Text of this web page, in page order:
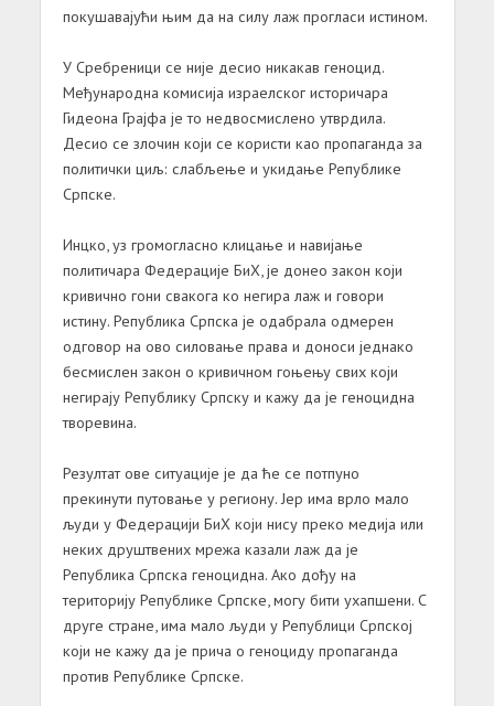
покушавајући њим да на силу лаж прогласи истином.
У Сребреници се није десио никакав геноцид.
Међународна комисија израелског историчара
Гидеона Грајфа је то недвосмислено утврдила.
Десио се злочин који се користи као пропаганда за
политички циљ: слабљење и укидање Републике
Српске.
Инцко, уз громогласно клицање и навијање
политичара Федерације БиХ, је донео закон који
кривично гони свакога ко негира лаж и говори
истину. Република Српска је одабрала одмерен
одговор на ово силовање права и доноси једнако
бесмислен закон о кривичном гоњењу свих који
негирају Републику Српску и кажу да је геноцидна
творевина.
Резултат ове ситуације је да ће се потпуно
прекинути путовање у региону. Јер има врло мало
људи у Федерацији БиХ који нису преко медија или
неких друштвених мрежа казали лаж да је
Република Српска геноцидна. Ако дођу на
територију Републике Српске, могу бити ухапшени. С
друге стране, има мало људи у Републици Српској
који не кажу да је прича о геноциду пропаганда
против Републике Српске.